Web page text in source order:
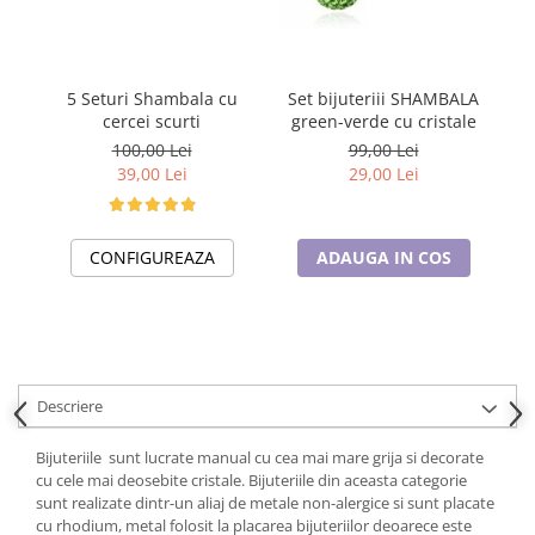
5 Seturi Shambala cu
cercei scurti
100,00 Lei
39,00 Lei
CONFIGUREAZA
Set bijuteriii SHAMBALA
green-verde cu cristale
99,00 Lei
29,00 Lei
ADAUGA IN COS
Descriere
Bijuteriile sunt lucrate manual cu cea mai mare grija si decorate
cu cele mai deosebite cristale. Bijuteriile din aceasta categorie
sunt realizate dintr-un aliaj de metale non-alergice si sunt placate
cu rhodium, metal folosit la placarea bijuteriilor deoarece este